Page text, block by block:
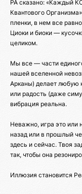
РА сказано: «Каждый
Квантового
пленки, в нем все
Циоки и биоки —
целиком.
Мы все — части
нашей вселенной
Арканы) делает любую
или радость (даже
вибрация реальна.
Неважно, игра это или
назад или в прошлый
здесь и сейчас. Твоя
так, чтобы она
Иллюзия становится